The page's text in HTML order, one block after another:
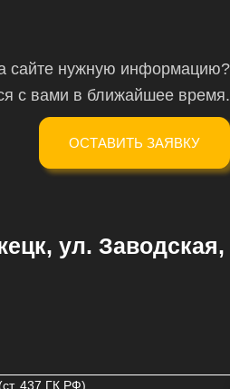
сайте нужную информацию?
с вами в ближайшее время.
ОСТАВИТЬ ЗАЯВКУ
ул. Заводская,
437 ГК РФ).